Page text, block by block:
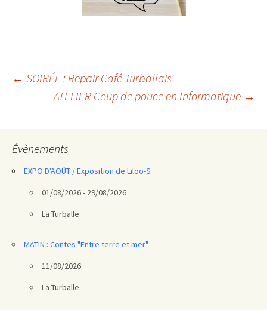
Navigation
← SOIRÉE : Repair Café Turballais
ATELIER Coup de pouce en Informatique →
Évènements
EXPO D'AOÛT / Exposition de Liloo-S
01/08/2026 - 29/08/2026
La Turballe
MATIN : Contes "Entre terre et mer"
11/08/2026
La Turballe